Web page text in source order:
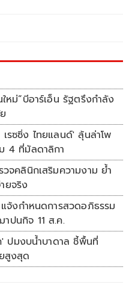
าร์เอ็น รัฐตรึงกำลัง
รซซิ่ง ไทยแลนด์' ลุ้นล่าโพ
4 ที่มัลดาลิกา
วจคลินิกเสริมความงาม ย้ำ
ยจริง
จ้งกำหนดการสวดอภิธรรม
ปนกิจ 11 ส.ค.
ปมงบน้ำบาดาล ชี้พื้นที่
สูงสุด